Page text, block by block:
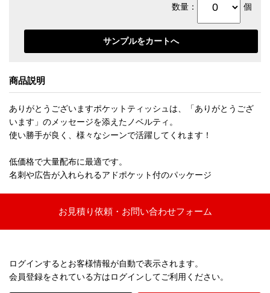
数量： 個
商品説明
ありがとうございますポケットティッシュは、「ありがとうござ
います」のメッセージを添えたノベルティ。
使い勝手が良く、様々なシーンで活躍してくれます！
低価格で大量配布に最適です。
名刺や広告が入れられるアドポケット付のパッケージ
お見積り依頼・お問い合わせフォーム
ログインするとお客様情報が自動で表示されます。
会員登録をされている方はログインしてご利用ください。